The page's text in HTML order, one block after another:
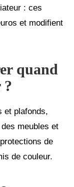
: ces
et modifient
quand
?
et plafonds,
meubles et
de
de couleur.